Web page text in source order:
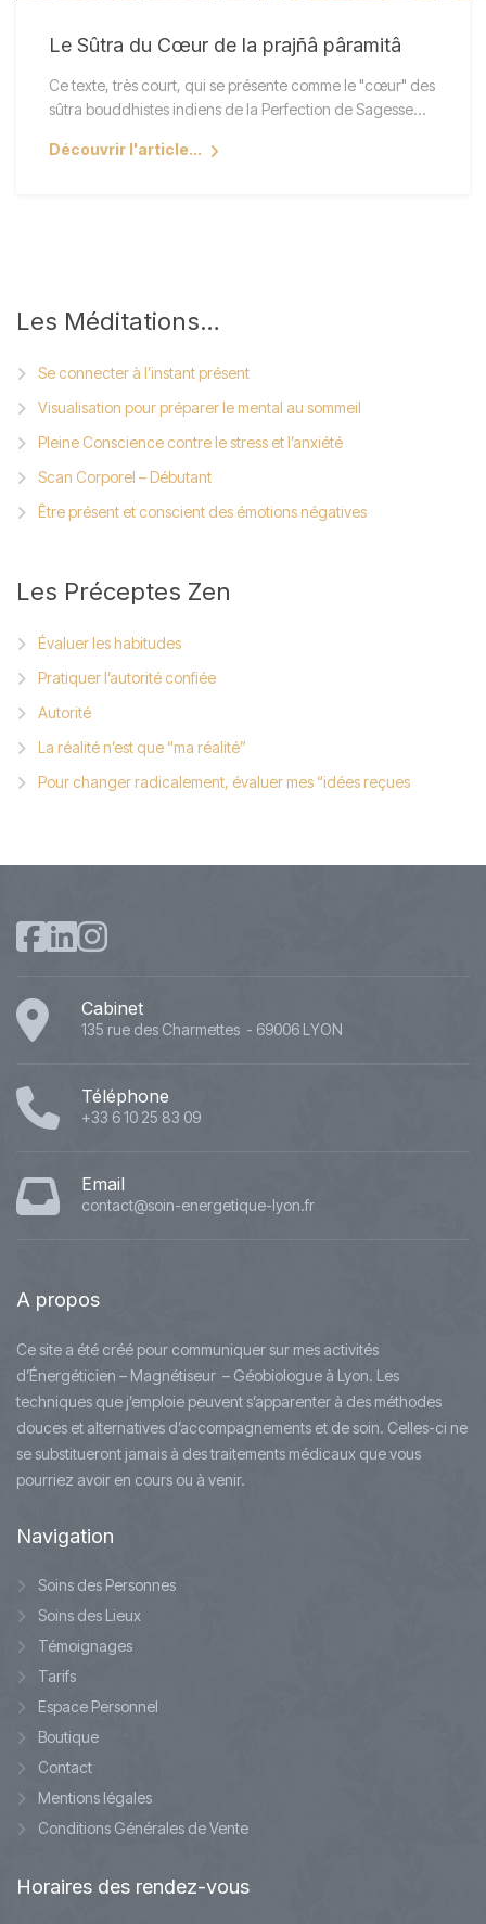
Le Sûtra du Cœur de la prajñâ pâramitâ
Ce texte, très court, qui se présente comme le "cœur" des
sûtra bouddhistes indiens de la Perfection de Sagesse…
Découvrir l'article...
Les Méditations…
Se connecter à l’instant présent
Visualisation pour préparer le mental au sommeil
Pleine Conscience contre le stress et l’anxiété
Scan Corporel – Débutant
Être présent et conscient des émotions négatives
Les Préceptes Zen
Évaluer les habitudes
Pratiquer l’autorité confiée
Autorité
La réalité n’est que “ma réalité”
Pour changer radicalement, évaluer mes “idées reçues
Cabinet
135 rue des Charmettes - 69006 LYON
Téléphone
+33 6 10 25 83 09
Email
contact@soin-energetique-lyon.fr
A propos
Ce site a été créé pour communiquer sur mes activités
d’Énergéticien – Magnétiseur – Géobiologue à Lyon. Les
techniques que j’emploie peuvent s’apparenter à des méthodes
douces et alternatives d’accompagnements et de soin. Celles-ci ne
se substitueront jamais à des traitements médicaux que vous
pourriez avoir en cours ou à venir.
Navigation
Soins des Personnes
Soins des Lieux
Témoignages
Tarifs
Espace Personnel
Boutique
Contact
Mentions légales
Conditions Générales de Vente
Horaires des rendez-vous